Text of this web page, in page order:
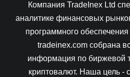
Компания TradeInex Ltd
аналитике финансовых
программного
tradeinex.com собрана
информация по биржевой
криптовалют. Наша цель -